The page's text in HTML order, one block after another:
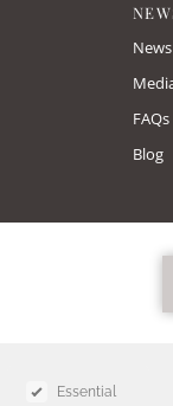
FAQs
Blog